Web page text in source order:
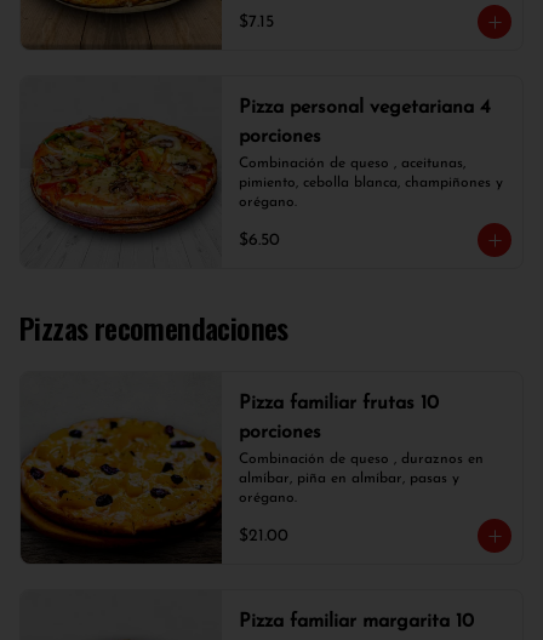
$7.15
Pizza personal vegetariana 4
porciones
Combinación de queso , aceitunas,
pimiento, cebolla blanca, champiñones y
orégano.
$6.50
Pizzas recomendaciones
Pizza familiar frutas 10
porciones
Combinación de queso , duraznos en
almíbar, piña en almíbar, pasas y
orégano.
$21.00
Pizza familiar margarita 10